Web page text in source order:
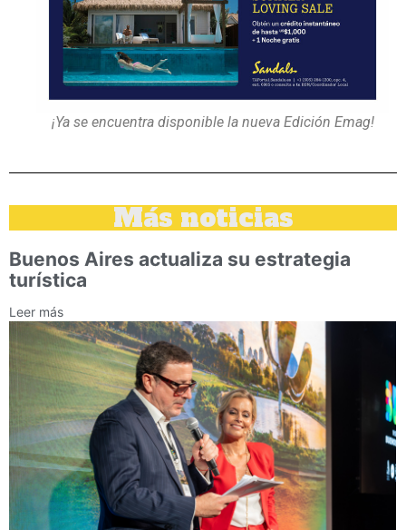
¡Ya se encuentra disponible la nueva Edición Emag!
Más noticias
Buenos Aires actualiza su estrategia
turística
Leer más